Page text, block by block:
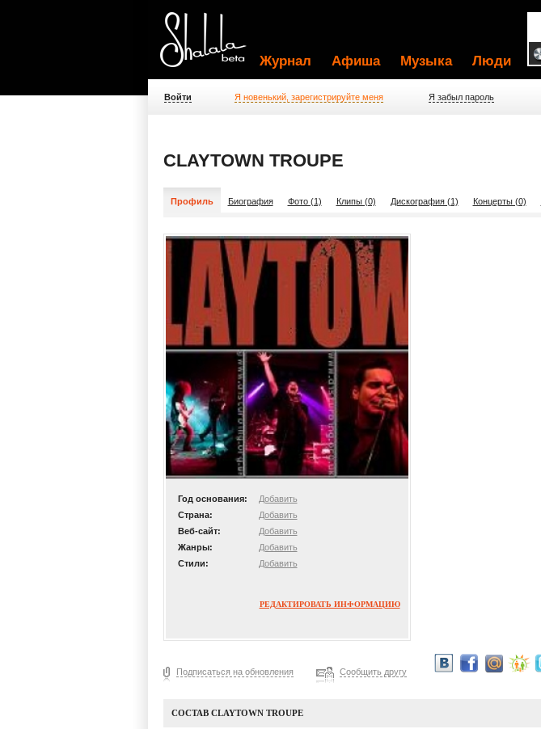
Журнал Афиша Музыка Люди
Войти Я новенький, зарегистрируйте меня Я забыл пароль
CLAYTOWN TROUPE
Профиль Биография Фото (1) Клипы (0) Дискография (1) Концерты (0)
Год основания:
Добавить
Страна:
Добавить
Веб-сайт:
Добавить
Жанры:
Добавить
Стили:
Добавить
РЕДАКТИРОВАТЬ ИНФОРМАЦИЮ
Подписаться на обновления Сообщить другу
СОСТАВ CLAYTOWN TROUPE